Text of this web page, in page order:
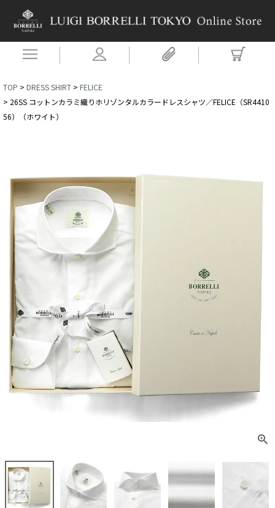
TOP DRESS SHIRT
FELICE
26SS コットンカラミ織りホリゾンタルカラードレスシャツ／FELICE（SR4410
56）（ホワイト）